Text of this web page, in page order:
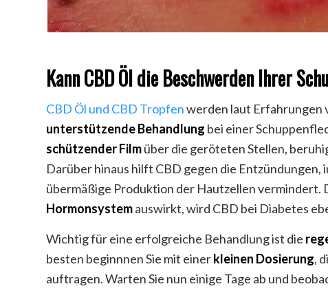
Kann CBD Öl die Beschwerden Ihrer
CBD Öl und CBD Tropfenwerden laut Erfahrungen
unterstützende Behandlung bei einer
schützender Filmüber die geröteten Stellen,
Darüber hinaus hilft CBD gegen die Entzündungen,
übermäßige Produktion der Hautzellen vermindert.
Hormonsystemauswirkt, wird CBD bei Diabetes
Wichtig für eine erfolgreiche Behandlung ist die
besten beginnnen Sie mit einerkleinen Dosierung,
auftragen. Warten Sie nun einige Tage ab und